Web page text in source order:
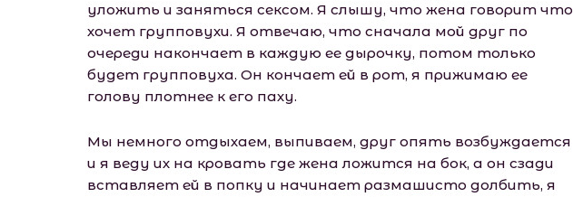
уложить и заняться сексом. Я слышу, что жена говорит что
хочет групповухи. Я отвечаю, что сначала мой друг по
очереди накончает в каждую ее дырочку, потом только
будет групповуха. Он кончает ей в рот, я прижимаю ее
голову плотнее к его паху.
Мы немного отдыхаем, выпиваем, друг опять возбуждается
и я веду их на кровать где жена ложится на бок, а он сзади
вставляет ей в попку и начинает размашисто долбить, я